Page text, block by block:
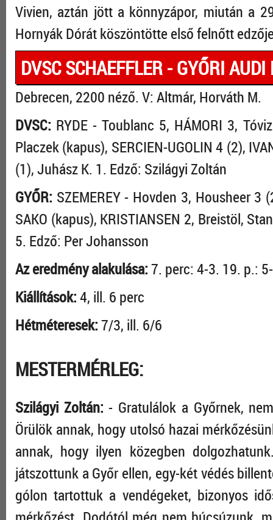
Vivien, aztán jött a könnyzápor, miután a
Hornyák Dórát köszöntötte első felnőtt
DVSC SCHAEFFLER - GYŐRI
Debrecen, 2200 néző. V: Altmár, Horváth M.
DVSC: RYDE - Toublanc 5, HÁMORI 3,
Placzek (kapus), SERCIEN-UGOLIN 4 (2),
(1), Juhász K. 1. Edző: Szilágyi Zoltán
GYŐR: SZEMEREY - Hovden 3, Housheer 3
SAKO (kapus), KRISTIANSEN 2, Breistöl,
5. Edző: Per Johansson
Az eredmény alakulása:7. perc: 4-3. 19. p.:
Kiállítások:4, ill. 6 perc
Hétméteresek:7/3, ill. 6/6
MESTERMÉRLEG:
Szilágyi Zoltán: - Gratulálok a Győrnek,
Örülök annak, hogy utolsó hazai
annak, hogy ilyen közegben
játszottunk a Győr ellen, egy-két védés
gólon tartottuk a vendégeket, bizonyos